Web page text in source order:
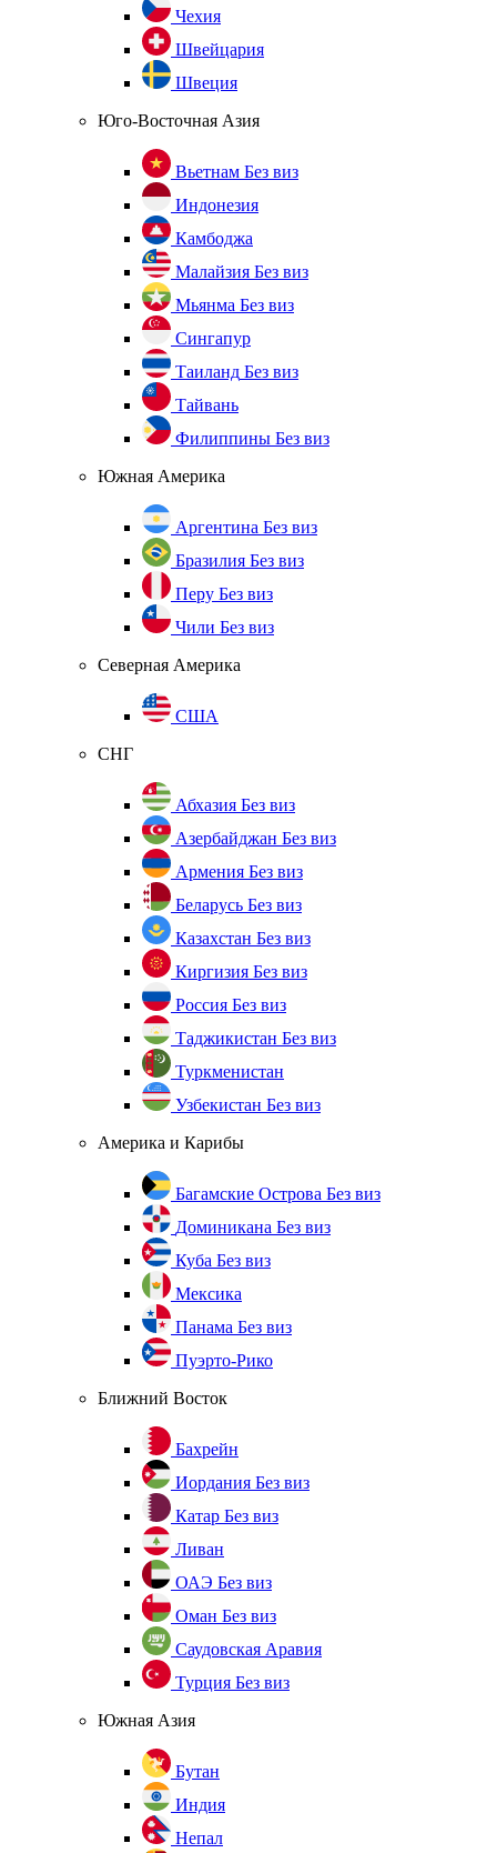
Чехия
Швейцария
Швеция
Юго-Восточная Азия
Вьетнам Без виз
Индонезия
Камбоджа
Малайзия Без виз
Мьянма Без виз
Сингапур
Таиланд Без виз
Тайвань
Филиппины Без виз
Южная Америка
Аргентина Без виз
Бразилия Без виз
Перу Без виз
Чили Без виз
Северная Америка
США
СНГ
Абхазия Без виз
Азербайджан Без виз
Армения Без виз
Беларусь Без виз
Казахстан Без виз
Киргизия Без виз
Россия Без виз
Таджикистан Без виз
Туркменистан
Узбекистан Без виз
Америка и Карибы
Багамские Острова Без виз
Доминикана Без виз
Куба Без виз
Мексика
Панама Без виз
Пуэрто-Рико
Ближний Восток
Бахрейн
Иордания Без виз
Катар Без виз
Ливан
ОАЭ Без виз
Оман Без виз
Саудовская Аравия
Турция Без виз
Южная Азия
Бутан
Индия
Непал